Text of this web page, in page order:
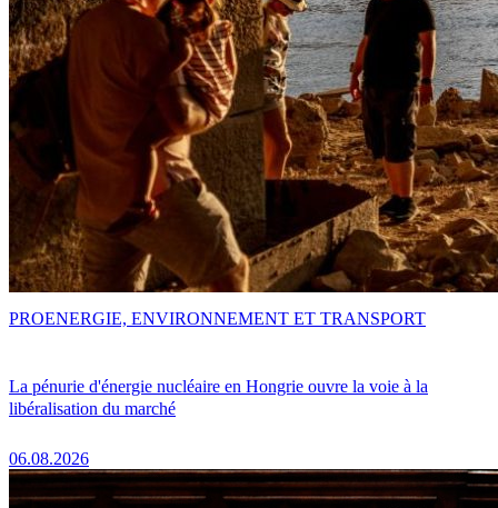
La pénurie d'énergie nucléaire en Hongrie ouvre la voie à la
libéralisation du marché
06.08.2026
PROENERGIE, ENVIRONNEMENT ET TRANSPORT